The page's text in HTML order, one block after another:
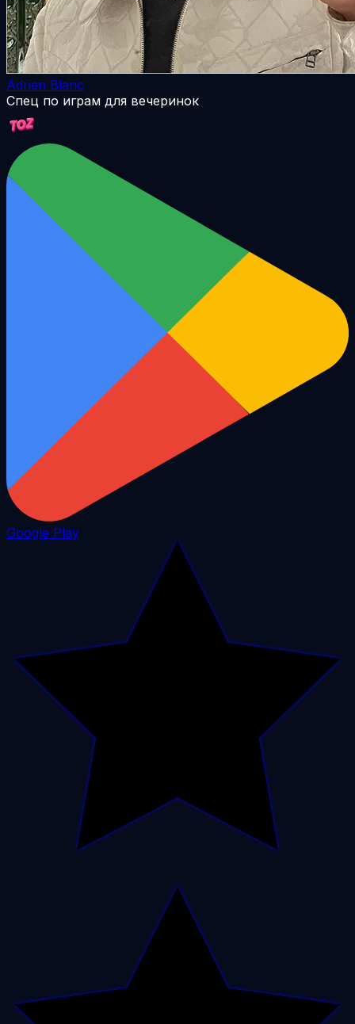
Adrien Blanc
Спец по играм для вечеринок
Google Play